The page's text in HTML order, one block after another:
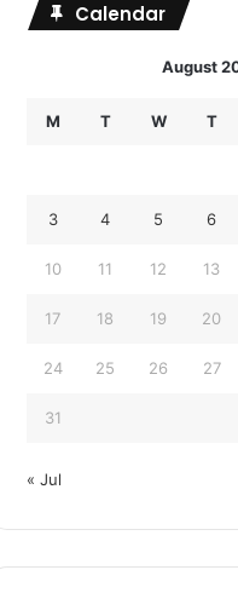
Calendar
August
M T W T
3 4 5 6
10 11 12 13
17 18 19 20
24 25 26 27
31
« Jul